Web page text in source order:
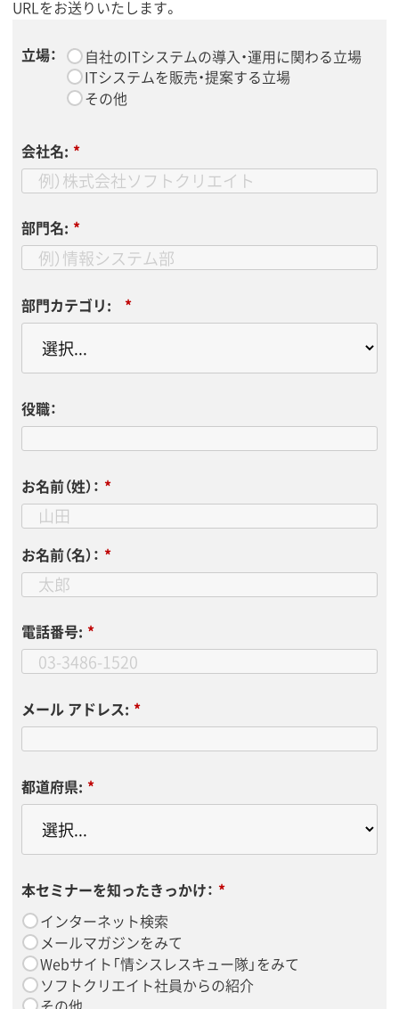
URLをお送りいたします。
*
立場：
自社のITシステムの導入・運用に関わる立場
ITシステムを販売・提案する立場
その他
*
会社名:
*
部門名:
*
部門カテゴリ:
役職：
*
お名前（姓）：
*
お名前（名）：
*
電話番号:
*
メール アドレス:
*
都道府県:
*
本セミナーを知ったきっかけ：
インターネット検索
メールマガジンをみて
Webサイト「情シスレスキュー隊」をみて
ソフトクリエイト社員からの紹介